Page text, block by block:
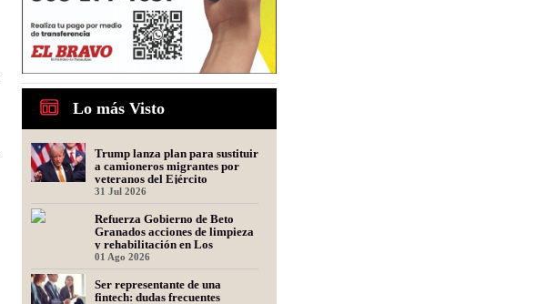
Lo más Visto
Trump lanza plan para sustituir
a camioneros migrantes por
veteranos del Ejército
31 Jul 2026
Refuerza Gobierno de Beto
Granados acciones de limpieza
y rehabilitación en Los
Presidentes
01 Ago 2026
Ser representante de una
fintech: dudas frecuentes